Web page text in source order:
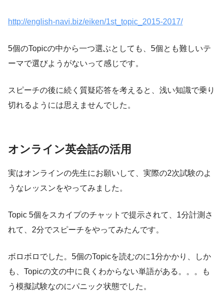
http://english-navi.biz/eiken/1st_topic_2015-2017/
5個のTopicの中から一つ選ぶとしても、5個とも難しいテ
ーマで選びようがないって感じです。
スピーチの後に続く質疑応答を考えると、浅い知識で乗り
切れるようには思えませんでした。
オンライン英会話の活用
実はオンラインの先生にお願いして、実際の2次試験のよ
うなレッスンをやってみました。
Topic 5個をスカイプのチャットで提示されて、1分計測さ
れて、2分でスピーチをやってみたんです。
ボロボロでした。5個のTopicを読むのに1分かかり、しか
も、Topicの文の中に良くわからない単語がある。。。も
う模擬試験なのにパニック状態でした。